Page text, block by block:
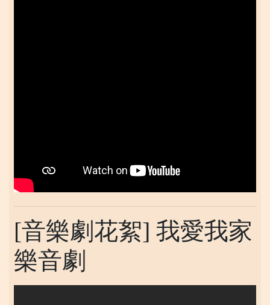
[音樂劇花絮] 我愛我家
樂音劇